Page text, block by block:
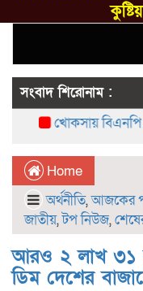
সংবাদ শিরোনাম :
খোকসায় বিএনপি
Home
অর্থনীতি,আজকের
জাতীয়,টপ নিউজ,
আরও ২ লাখ ৩১
ডিম দেশের